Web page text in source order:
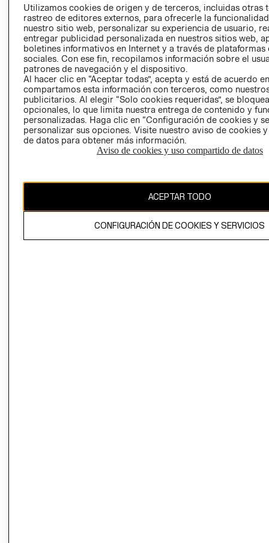
RELACIÓN CON
INVERSIONISTAS
POLÍTICA
EMPRESARIAL
- RETIRO EN
TIENDA
TÉRMINOS Y
CONDICIONES
AVISO DE
PRIVACIDAD
GIFT CARD
AVISO DE
COOKIES
CAMBIAR REGIÓN
Utilizamos cookies de origen y de terceros, incluidas otras
rastreo de editores externos, para ofrecerle la
nuestro sitio web, personalizar su experiencia de usuario,
entregar publicidad personalizada en nuestros sitios web,
boletines informativos en Internet y a través de plataformas
sociales. Con ese fin, recopilamos información sobre el
patrones de navegación y el dispositivo.
Al hacer clic en “Aceptar todas”, acepta y está de acuerdo
compartamos esta información con terceros, como
publicitarios. Al elegir “Solo cookies requeridas”, se
opcionales, lo que limita nuestra entrega de contenido y
personalizadas. Haga clic en “Configuración de cookies y
personalizar sus opciones. Visite nuestro aviso de cookies
de datos para obtener más información.
Aviso de cookies y uso compartido de datos
ACEPTAR TODO
CONFIGURACIÓN DE COOKIES Y SERVICIOS